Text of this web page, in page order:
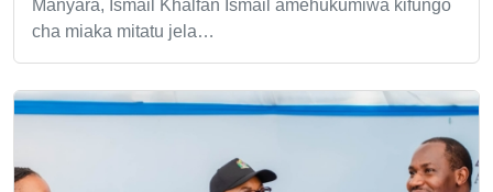
Manyara, Ismail Khalfan Ismail amehukumiwa kifungo
cha miaka mitatu jela…